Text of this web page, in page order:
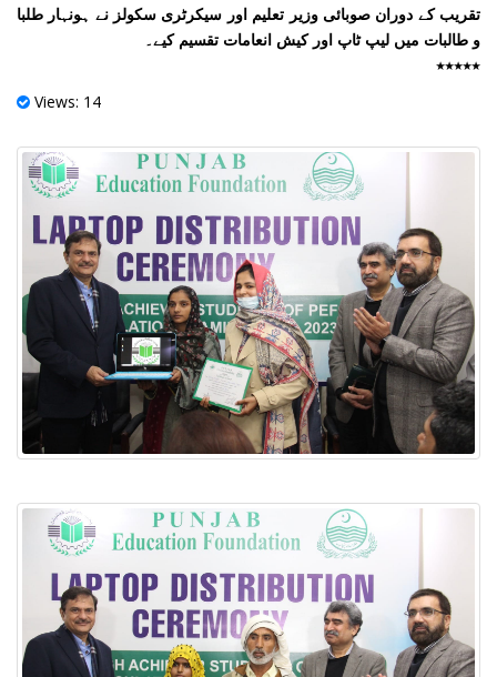
تقریب کے دوران صوبائی وزیر تعلیم اور سیکرٹری سکولز نے ہونہار طلبا
و طالبات میں لیپ ٹاپ اور کیش انعامات تقسیم کیے۔
٭٭٭٭٭
Views: 14